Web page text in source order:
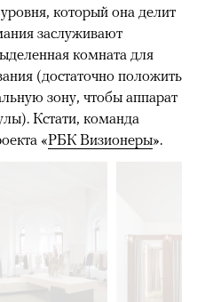
который она делит
заслуживают
комната для
(достаточно положить
зону, чтобы аппарат
Кстати, команда
«РБК Визионеры».